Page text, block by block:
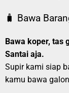
🧳 Bawa
Bawa koper, tas
Santai aja.
Supir kami siap
kamu bawa